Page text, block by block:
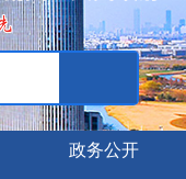
政务公开